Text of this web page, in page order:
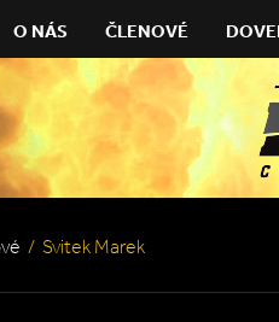
O NÁS ČLENOVÉ
/ Svitek Marek